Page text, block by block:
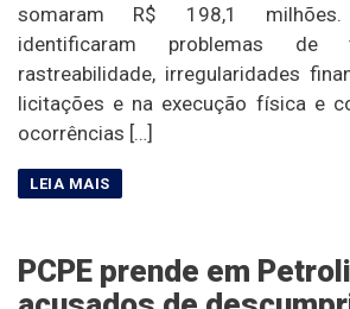
somaram R$ 198,1
identificaram problemas de
rastreabilidade, irregularidades
licitações e na execução física e
ocorrências […]
PCPE prende em